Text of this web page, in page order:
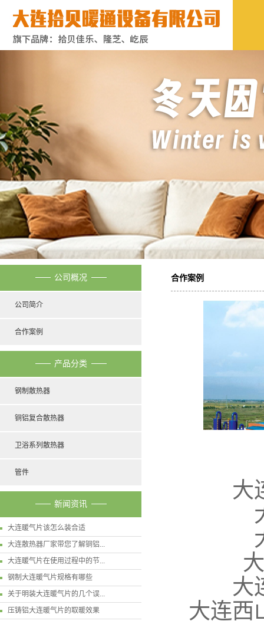
公司概况
公司简介
合作案例
产品分类
钢制散热器
铜铝复合散热器
卫浴系列散热器
管件
新闻资讯
大连暖气片该怎么装合适
大连散热器厂家带您了解铜铝...
大连暖气片在使用过程中的节...
钢制大连暖气片规格有哪些
关于明装大连暖气片的几个误...
压铸铝大连暖气片的取暖效果
合作案例
大
大
大连西